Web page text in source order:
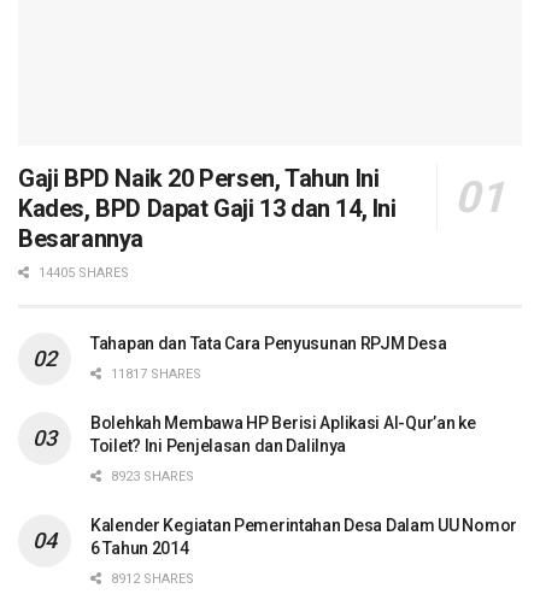
Gaji BPD Naik 20 Persen, Tahun Ini
Kades, BPD Dapat Gaji 13 dan 14, Ini
Besarannya
14405 SHARES
Tahapan dan Tata Cara Penyusunan RPJM Desa
11817 SHARES
Bolehkah Membawa HP Berisi Aplikasi Al-Qur’an ke
Toilet? Ini Penjelasan dan Dalilnya
8923 SHARES
Kalender Kegiatan Pemerintahan Desa Dalam UU Nomor
6 Tahun 2014
8912 SHARES